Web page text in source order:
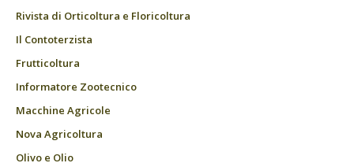
Rivista di Orticoltura e Floricoltura
Il Contoterzista
Frutticoltura
Informatore Zootecnico
Macchine Agricole
Nova Agricoltura
Olivo e Olio